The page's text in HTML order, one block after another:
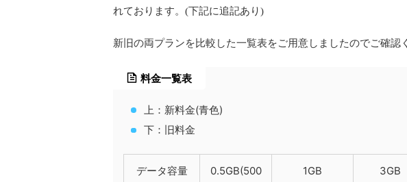
れております。(下記に追記あり)
新旧の両プランを比較した一覧表をご用意しましたのでご確認
料金一覧表
上：新料金(青色)
下：旧料金
データ容量
0.5GB(500
1GB 3GB